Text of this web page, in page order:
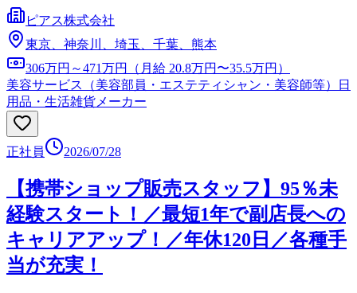
ピアス株式会社
東京、神奈川、埼玉、千葉、熊本
306万円～471万円（月給 20.8万円〜35.5万円）
美容サービス（美容部員・エステティシャン・美容師等）
日
用品・生活雑貨メーカー
正社員 2026/07/28
【携帯ショップ販売スタッフ】95％未
経験スタート！／最短1年で副店長への
キャリアアップ！／年休120日／各種手
当が充実！